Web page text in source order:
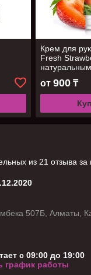
Крем для
Fresh
Клубники и
100г
от 900₸
из 21 отзыва за
507Б, Алматы,
с 09:00 до 19:00
график работы